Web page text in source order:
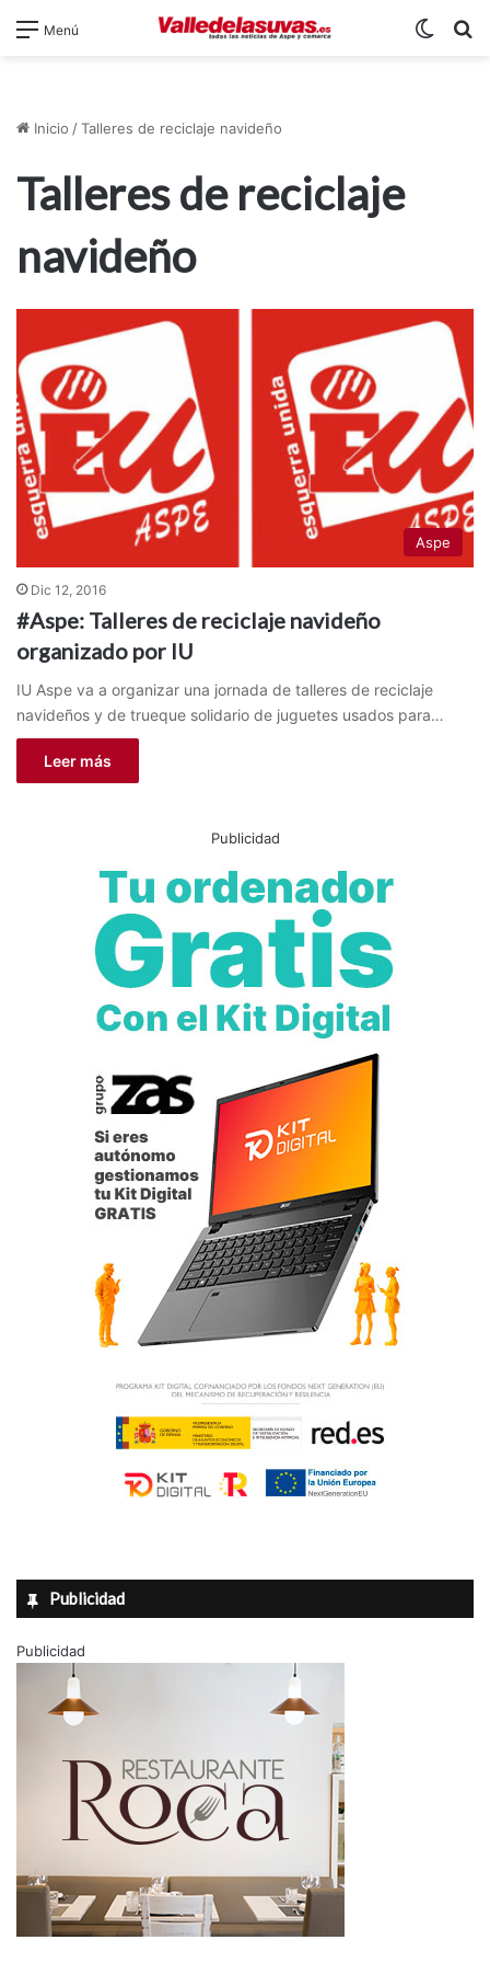
Menú
Inicio /Talleres de reciclaje navideño
Talleres de reciclaje
navideño
Aspe
Dic 12, 2016
#Aspe: Talleres de reciclaje navideño
organizado por IU
IU Aspe va a organizar una jornada de talleres de reciclaje
navideños y de trueque solidario de juguetes usados para…
Leer más
Publicidad
Publicidad
Publicidad